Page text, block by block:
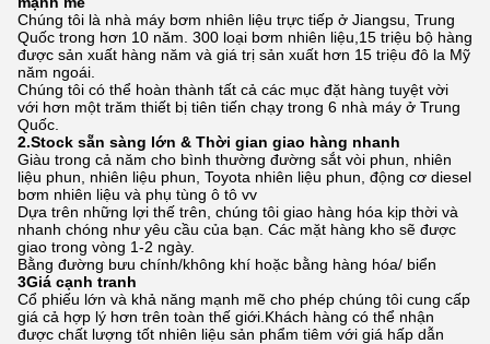
Chúng tôi là nhà máy bơm nhiên liệu trực tiếp ở Jiangsu, Trung
Quốc trong hơn 10 năm. 300 loại bơm nhiên liệu,15 triệu bộ hàng
được sản xuất hàng năm và giá trị sản xuất hơn 15 triệu đô la Mỹ
năm ngoái.
Chúng tôi có thể hoàn thành tất cả các mục đặt hàng tuyệt vời
với hơn một trăm thiết bị tiên tiến chạy trong 6 nhà máy ở Trung
Quốc.
2.Stock sẵn sàng lớn & Thời gian giao hàng nhanh
Giàu trong cả năm cho bình thường đường sắt vòi phun, nhiên
liệu phun, nhiên liệu phun, Toyota nhiên liệu phun, động cơ diesel
bơm nhiên liệu và phụ tùng ô tô vv
Dựa trên những lợi thế trên, chúng tôi giao hàng hóa kịp thời và
nhanh chóng như yêu cầu của bạn. Các mặt hàng kho sẽ được
giao trong vòng 1-2 ngày.
Bằng đường bưu chính/không khí hoặc bằng hàng hóa/ biển
3Giá cạnh tranh
Cổ phiếu lớn và khả năng mạnh mẽ cho phép chúng tôi cung cấp
giá cả hợp lý hơn trên toàn thế giới.Khách hàng có thể nhận
được chất lượng tốt nhiên liệu sản phẩm tiêm với giá hấp dẫn